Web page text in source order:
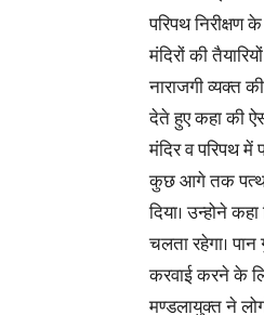
परिपथ
मंदिरों की
नाराजगी व्यक्त
देते हुए कहा की
मंदिर व परिपथ
कुछ आगे तक पत्थर
दिया। उन्होने
चलता रहेगा।
करवाई करने के
मण्डलायुक्त ने